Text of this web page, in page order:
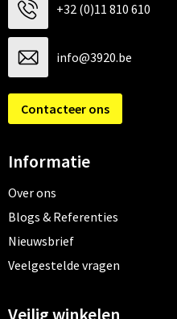
+32 (0)11 810 610
info@3920.be
Contacteer ons
Informatie
Over ons
Blogs & Referenties
Nieuwsbrief
Veelgestelde vragen
Veilig winkelen